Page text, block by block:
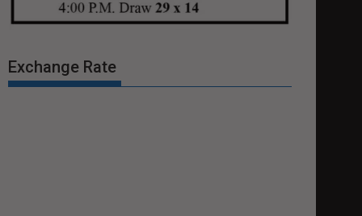
Exchange Rate